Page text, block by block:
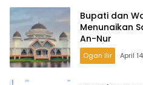
Bupati dan
Menunaikan
An-Nur
Ogan Ilir April